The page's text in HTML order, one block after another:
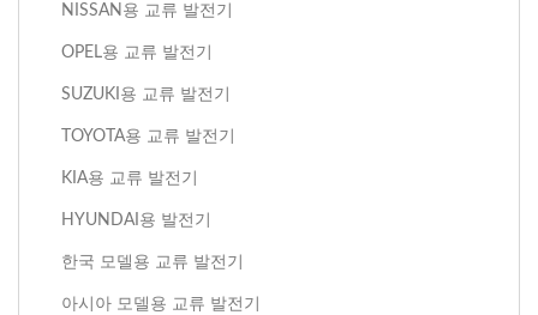
NISSAN용 교류 발전기
OPEL용 교류 발전기
SUZUKI용 교류 발전기
TOYOTA용 교류 발전기
KIA용 교류 발전기
HYUNDAI용 발전기
한국 모델용 교류 발전기
아시아 모델용 교류 발전기